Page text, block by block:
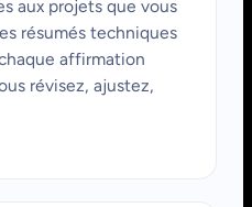
aux projets que vous
résumés techniques
affirmation
révisez, ajustez,